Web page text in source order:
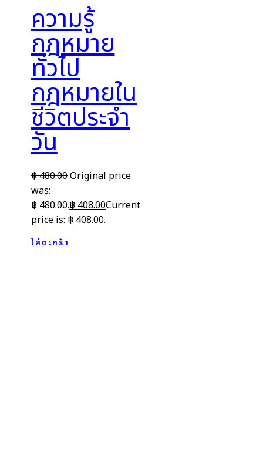
ความรู้
กฎหมาย
ทั่วไป
กฎหมายใน
ชีวิตประจำ
วัน
฿480.00Original price
was:
฿ 480.00.฿408.00Current
price is: ฿ 408.00.
ใส่ตะกร้า